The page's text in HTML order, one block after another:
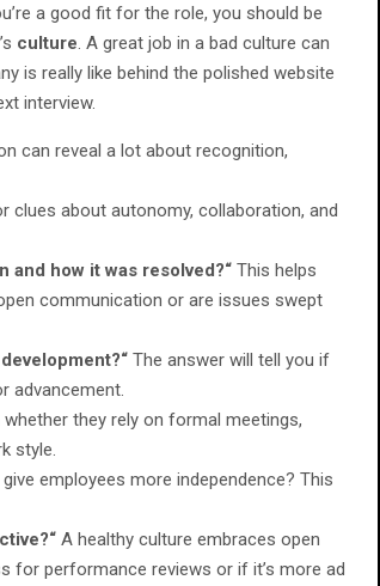
a good fit for the role, you should be
culture . A great job in a bad culture can
is really like behind the polished website
interview.
can reveal a lot about recognition,
clues about autonomy, collaboration, and
how it was resolved?“ This helps
communication or are issues swept
The answer will tell you if
advancement.
they rely on formal meetings,
style.
employees more independence? This
A healthy culture embraces open
for performance reviews or if it’s more ad